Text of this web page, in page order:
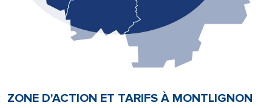
ZONE D'ACTION ET TARIFS À MONTLIGNON